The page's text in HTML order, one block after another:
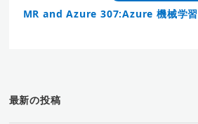
MR and Azure 307:Azure 機械学習
最新の投稿